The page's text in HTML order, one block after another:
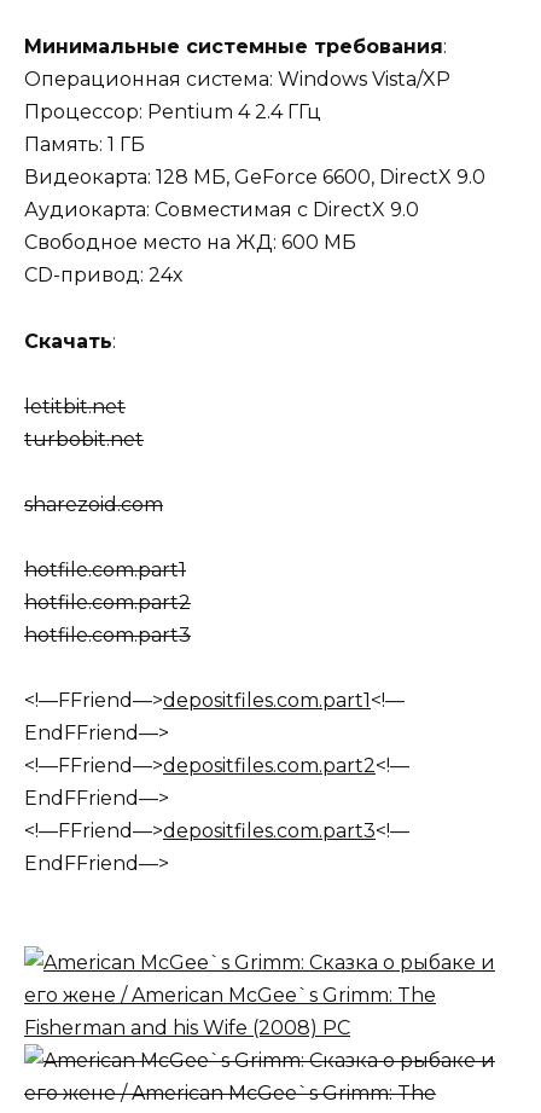
Минимальные системные требования:
Операционная система: Windows Vista/XP
Процессор: Pentium 4 2.4 ГГц
Память: 1 ГБ
Видеокарта: 128 МБ, GeForce 6600, DirectX 9.0
Аудиокарта: Совместимая с DirectX 9.0
Свободное место на ЖД: 600 МБ
CD-привод: 24х
Скачать:
letitbit.net
turbobit.net
sharezoid.com
hotfile.com.part1
hotfile.com.part2
hotfile.com.part3
<!—FFriend—>depositfiles.com.part1 <!—
EndFFriend—>
<!—FFriend—>depositfiles.com.part2<!—
EndFFriend—>
<!—FFriend—>depositfiles.com.part3<!—
EndFFriend—>